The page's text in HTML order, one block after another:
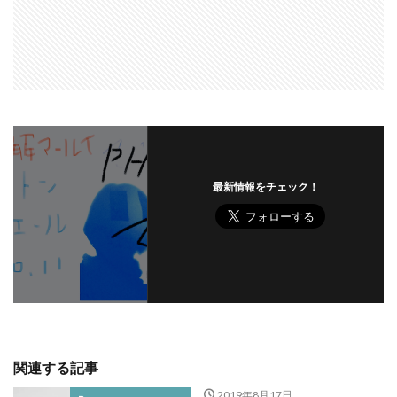
最新情報をチェック！
関連する記事